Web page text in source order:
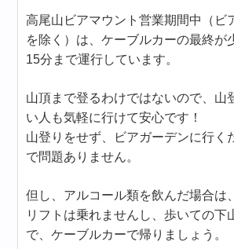
高尾山ビアマウント営業期間中（ビ
を除く）は、ケーブルカーの最終が
15分まで運行しています。
山頂まで登るわけではないので、山
い人も気軽に行けて安心です！
山登りをせず、ビアガーデンに行く
で問題ありません。
但し、アルコール類を飲んだ場合は
リフトは乗れませんし、歩いての下
で、ケーブルカーで帰りましょう。